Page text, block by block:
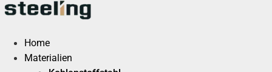
Zum
springen
Home
Materialien